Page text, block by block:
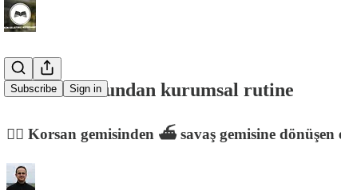
Subscribe Sign in
Kurucu ruhundan kurumsal rutine
🏴‍☠️ Korsan gemisinden ⛴️ savaş gemisine